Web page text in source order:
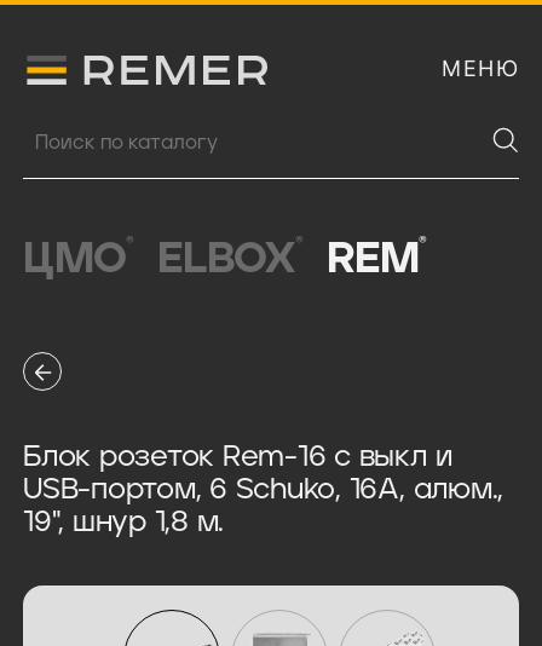
Логитип компании Remer МЕНЮ
Поиск продукции
ЦМО® ELBOX® REM ®
Блок розеток Rem-16 с выкл и
USB-портом, 6 Schuko, 16A, алюм.,
19", шнур 1,8 м.